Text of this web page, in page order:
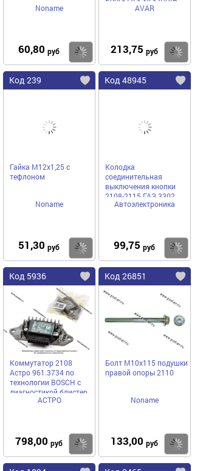
Noname
60,80 руб Купить
752.3777-10
AVAR
213,75 руб
Код 239
Гайка М12х1,25 с
тефлоном
Noname
51,30 руб Купить
Код 48945
Колодка
соединительная
выключения кнопки
2108-2115 ГАЗ 3302
Соболь Евро с 6-ю
Автоэлектроника
99,75 руб
Код 5936
Коммутатор 2108
Астро 961.3734 по
технологии BOSCH с
диагностикой блистер
АСТРО
798,00 руб Купить
Код 26851
Болт М10х115 подушки
правой опоры 2110
Noname
133,00 руб